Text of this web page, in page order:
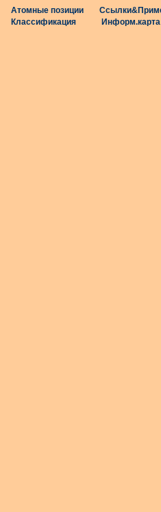
Атомные позиции
Классификация Информ.карта